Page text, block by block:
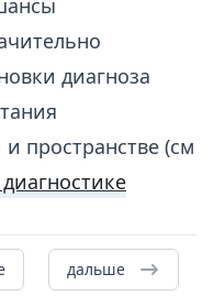
диагноза
пространстве (см
дальше